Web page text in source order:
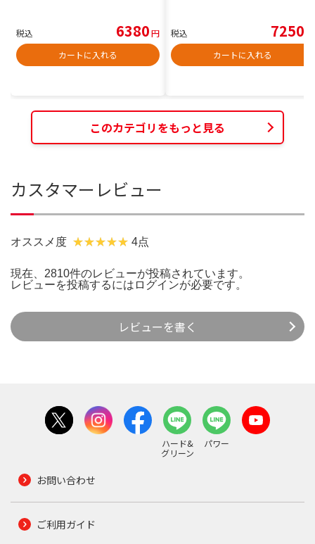
税込 6380円
カートに入れる
税込 7250
カートに入れる
このカテゴリをもっと見る
カスタマーレビュー
オススメ度 4点
現在、2810件のレビューが投稿されています。
レビューを投稿するには ログインが必要です。
レビューを書く
ハード&
グリーン
パワー
お問い合わせ
ご利用ガイド